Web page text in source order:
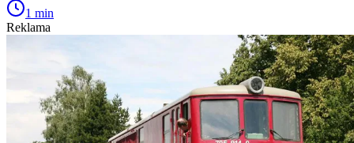
1 min
Reklama